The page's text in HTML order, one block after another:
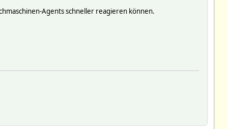
Agents schneller reagieren können.